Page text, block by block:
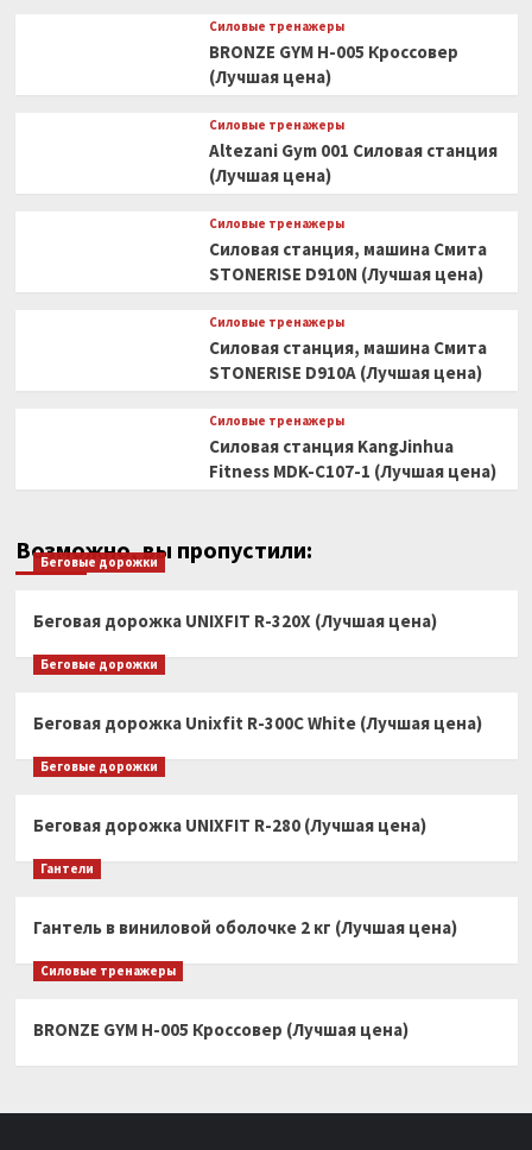
Силовые тренажеры
BRONZE GYM H-005 Кроссовер
(Лучшая цена)
Силовые тренажеры
Altezani Gym 001 Силовая станция
(Лучшая цена)
Силовые тренажеры
Силовая станция, машина Смита
STONERISE D910N (Лучшая цена)
Силовые тренажеры
Силовая станция, машина Смита
STONERISE D910A (Лучшая цена)
Силовые тренажеры
Силовая станция KangJinhua
Fitness MDK-C107-1 (Лучшая цена)
Возможно, вы пропустили:
Беговые дорожки
Беговая дорожка UNIXFIT R-320X (Лучшая цена)
Беговые дорожки
Беговая дорожка Unixfit R-300C White (Лучшая цена)
Беговые дорожки
Беговая дорожка UNIXFIT R-280 (Лучшая цена)
Гантели
Гантель в виниловой оболочке 2 кг (Лучшая цена)
Силовые тренажеры
BRONZE GYM H-005 Кроссовер (Лучшая цена)